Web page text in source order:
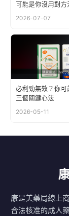
可能是你沒用對方
2026-07-07
必利勁無效？你可
三個關鍵心法
2026-05-11
康是美藥局線上
合法核准的成人